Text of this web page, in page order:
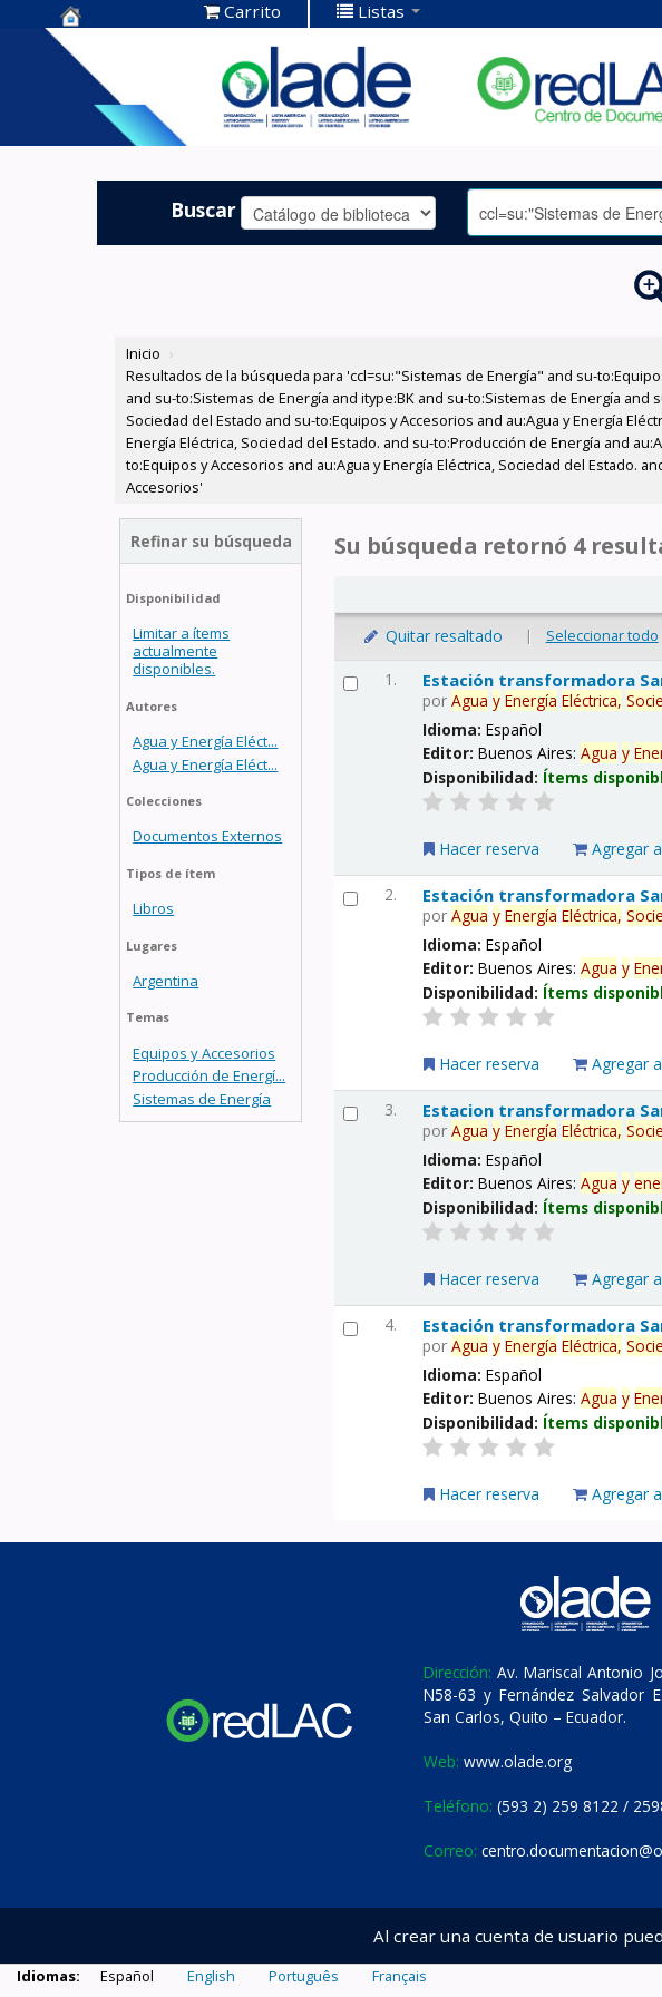
Centro de
Documentación
OLADE -
Carrito Listas
Buscar
Inicio ›
Resultados de la búsqueda para 'ccl=su:"Sistemas de Energía" and su-
and su-to:Sistemas de Energía and itype:BK and su-to:Sistemas de Energía and
Sociedad del Estado and su-to:Equipos y Accesorios and au:Agua y Energía
Energía Eléctrica, Sociedad del Estado. and su-to:Producción de Energía and
to:Equipos y Accesorios and au:Agua y Energía Eléctrica, Sociedad del Estado.
Accesorios'
Refinar su búsqueda
Disponibilidad
Limitar a ítems
actualmente
disponibles.
Autores
Agua y Energía Eléct...
Agua y Energía Eléct...
Colecciones
Documentos Externos
Tipos de ítem
Libros
Lugares
Argentina
Temas
Equipos y Accesorios
Producción de Energí...
Sistemas de Energía
Su búsqueda retornó 4
Quitar resaltado | Seleccionar todo
1. Estación transformadora
porAgua y Energía Eléctrica,
Idioma:Español
Editor:Buenos Aires:Agua y
Disponibilidad: Ítems
Hacer reserva Agregar
2. Estación transformadora
porAgua y Energía Eléctrica,
Idioma:Español
Editor:Buenos Aires:Agua y
Disponibilidad: Ítems
Hacer reserva Agregar
3. Estacion transformadora
porAgua y Energía Eléctrica,
Idioma:Español
Editor:Buenos Aires:Agua y
Disponibilidad: Ítems
Hacer reserva Agregar
4. Estación transformadora
porAgua y Energía Eléctrica,
Idioma:Español
Editor:Buenos Aires:Agua y
Disponibilidad: Ítems
Hacer reserva Agregar
Dirección: Av. Mariscal Antonio
N58-63 y Fernández Salvador
San Carlos, Quito – Ecuador.
Web: www.olade.org
Teléfono: (593 2) 259 8122 /
Correo:
Al crear una cuenta de usuario
Idiomas: Español English Português Français